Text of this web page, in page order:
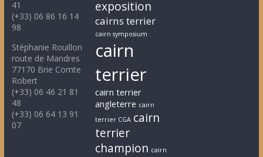
41
(+33) 06 86 16 14
98
Stéphanie Rouillon
route de Mandres
77170 Brie Comte
Robert
(+33) 06 46 21 81
48
(+33) 06 64 13 91
07
exposition
cairns terrier
cairn symposium
cairn
terrier
cairn terrier
angleterre cairn
terrier CGA cairn
terrier
champion cairn